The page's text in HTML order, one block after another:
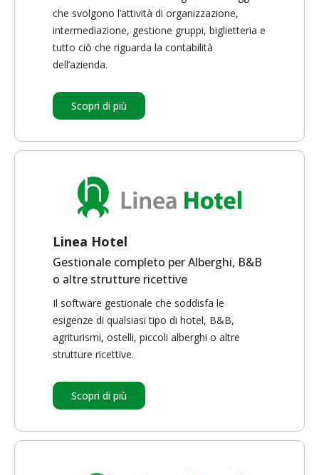
che svolgono l’attività di organizzazione,
intermediazione, gestione gruppi, biglietteria e
tutto ciò che riguarda la contabilità
dell’azienda.
Scopri di più
Linea Hotel
Gestionale completo per Alberghi, B&B
o altre strutture ricettive
Il software gestionale che soddisfa le
esigenze di qualsiasi tipo di hotel, B&B,
agriturismi, ostelli, piccoli alberghi o altre
strutture ricettive.
Scopri di più